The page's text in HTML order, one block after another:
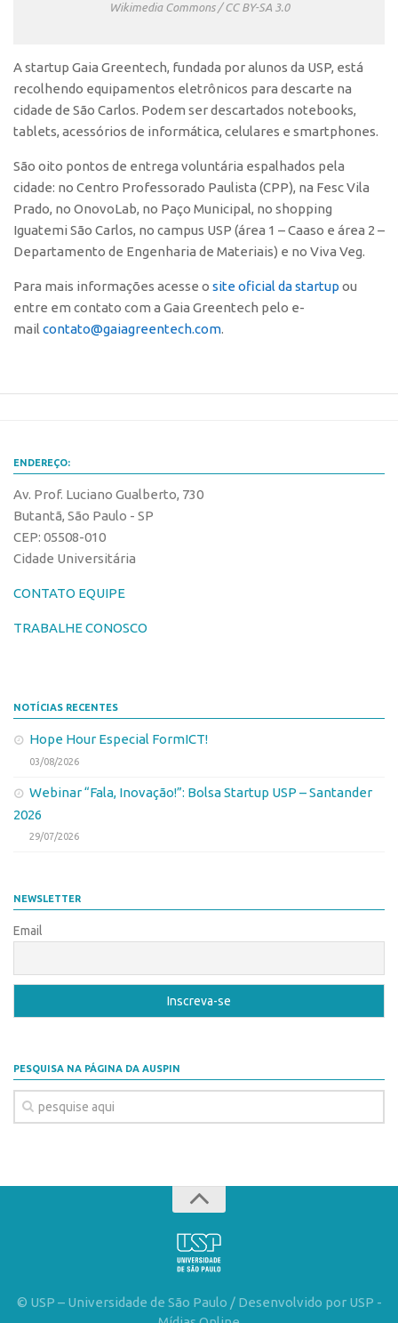
Inteligência Competitiva
Pesquisa na USP
EMBRAPIIs
CEPIDs
CPEs
INCTs
PRPI/USP
Comunicação
Eventos
Fala Inovação
Edição 2019
Edição 2017
Propriedade Intelectual
Formas de Proteção
Softwares
Cultivares
Como solicitar
VPI – Vocação para Inovação
Transferência de Tecnologia
Editais de TT
Convênios
Chamamento
Wikimedia Commons / CC BY-SA 3.0
A startup Gaia Greentech, fundada por alunos da USP, está
recolhendo equipamentos eletrônicos para descarte na
cidade de São Carlos. Podem ser descartados notebooks,
tablets, acessórios de informática, celulares e smartphones.
São oito pontos de entrega voluntária espalhados pela
cidade: no Centro Professorado Paulista (CPP), na Fesc Vila
Prado, no OnovoLab, no Paço Municipal, no shopping
Iguatemi São Carlos, no campus USP (área 1 – Caaso e área 2 –
Departamento de Engenharia de Materiais) e no Viva Veg.
Para mais informações acesse o site oficial da startup ou
entre em contato com a Gaia Greentech pelo e-
mail contato@gaiagreentech.com.
ENDEREÇO:
Av. Prof. Luciano Gualberto, 730
Butantã, São Paulo - SP
CEP: 05508-010
Cidade Universitária
CONTATO EQUIPE
TRABALHE CONOSCO
NOTÍCIAS RECENTES
Hope Hour Especial FormICT!
03/08/2026
Webinar “Fala, Inovação!”: Bolsa Startup USP – Santander
2026
29/07/2026
NEWSLETTER
Email
PESQUISA NA PÁGINA DA AUSPIN
© USP – Universidade de São Paulo / Desenvolvido por USP -